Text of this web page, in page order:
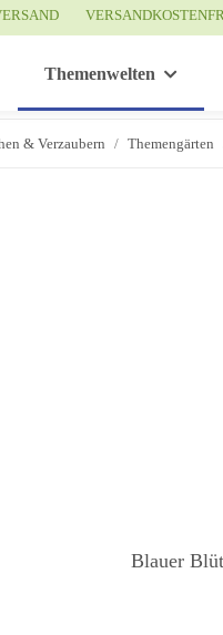
Themenwelten
& Verzaubern Themengärten